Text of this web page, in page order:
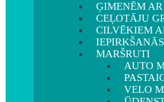
ĢIMENĒM
CEĻOTĀJU
CILVĒKIEM
IEPIRKŠANĀS
MARŠRUTI
AUTO
VELO